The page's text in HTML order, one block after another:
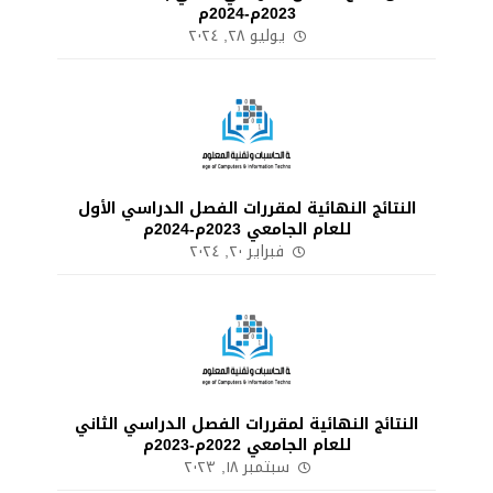
2023م-2024م
يوليو ٢٨, ٢٠٢٤
النتائج النهائية لمقررات الفصل الدراسي الأول
للعام الجامعي 2023م-2024م
فبراير ٢٠, ٢٠٢٤
النتائج النهائية لمقررات الفصل الدراسي الثاني
للعام الجامعي 2022م-2023م
سبتمبر ١٨, ٢٠٢٣